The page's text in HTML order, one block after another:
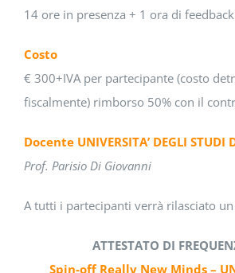
14 ore in presenza + 1 ora di
Costo
€ 300+IVA per partecipante (costo
fiscalmente) rimborso 50% con il
Docente UNIVERSITA’ DEGLI STUDI
Prof. Parisio Di Giovanni
A tutti i partecipanti verrà rilasciato un
ATTESTATO DI
Spin-off Really New Minds –